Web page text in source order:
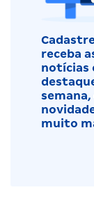
receba
notícias
semana,
muito